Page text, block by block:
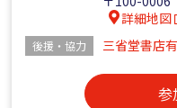
詳細地図
後援・協力 三省堂書店
参